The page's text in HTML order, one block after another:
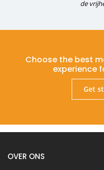
de
Choose the best
experience
Get
OVER ONS